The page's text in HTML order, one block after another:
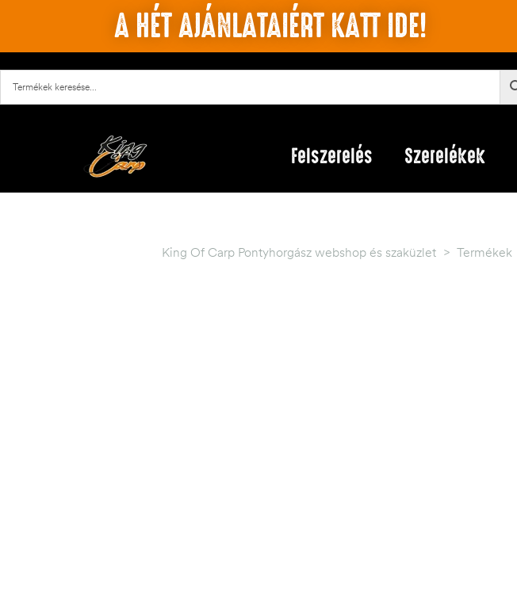
A HÉT AJÁNLATAIÉRT KATT IDE!
Felszerelés Szerelékek
King Of Carp Pontyhorgász webshop és szaküzlet > Termékek